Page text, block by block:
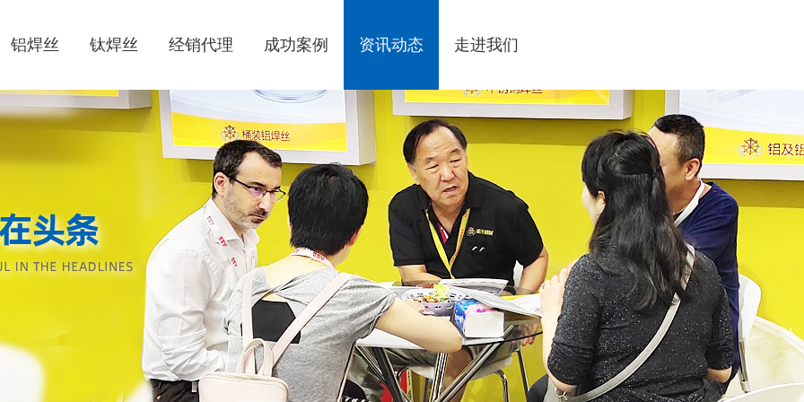
铝焊丝 钛焊丝 经销代理 成功案例 资讯动态 走进我们